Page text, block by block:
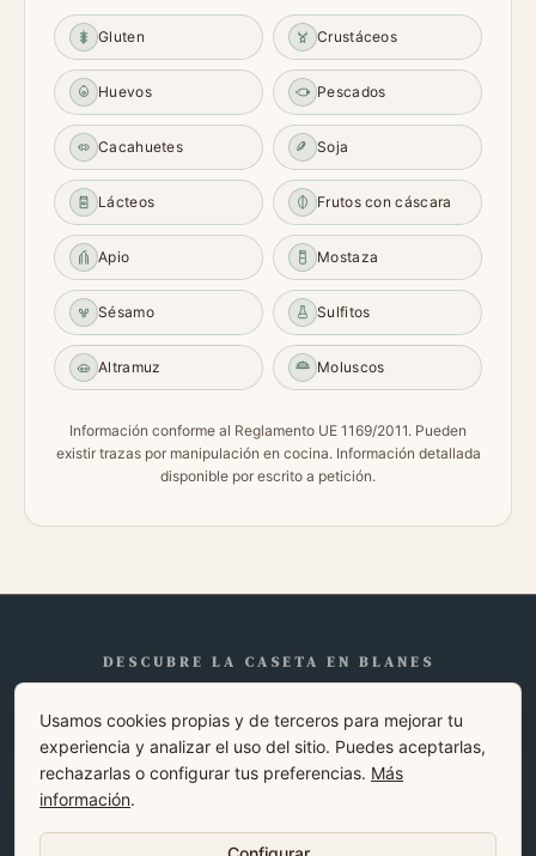
Gluten Crustáceos
Huevos Pescados
Cacahuetes Soja
Lácteos Frutos con cáscara
Apio Mostaza
Sésamo Sulfitos
Altramuz Moluscos
Información conforme al Reglamento UE 1169/2011. Pueden
existir trazas por manipulación en cocina. Información detallada
disponible por escrito a petición.
DESCUBRE LA CASETA EN BLANES
Restaurante en el paseo marítimo de Blanes
Dónde comer en BlanesCocina sin pausa en Blanes
Restaurante en el centro de Blanes
Usamos cookies propias y de terceros para mejorar tu
experiencia y analizar el uso del sitio. Puedes aceptarlas,
rechazarlas o configurar tus preferencias. Más
información.